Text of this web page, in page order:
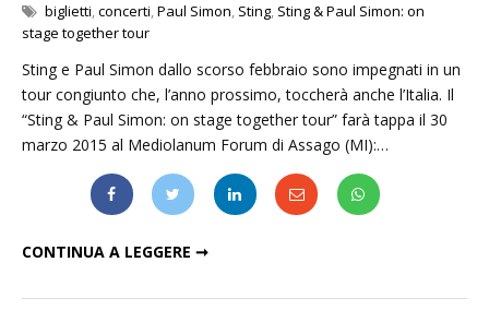
biglietti,concerti,Paul Simon, Sting, Sting & Paul Simon: on
stage together tour
Sting e Paul Simon dallo scorso febbraio sono impegnati in un
tour congiunto che, l’anno prossimo, toccherà anche l’Italia. Il
“Sting & Paul Simon: on stage together tour” farà tappa il 30
marzo 2015 al Mediolanum Forum di Assago (MI):…
CONTINUA A LEGGERE ➞